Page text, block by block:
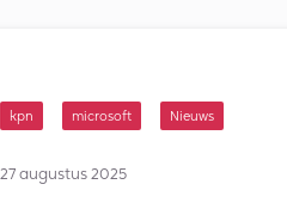
kpn microsoft Nieuws
27 augustus 2025